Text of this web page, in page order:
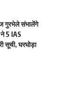
गुरभेले संभालेंगे
5 IAS
सूची, घरघोड़ा